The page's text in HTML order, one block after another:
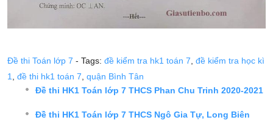
Đề thi Toán lớp 7 - Tags: đề kiểm tra hk1 toán 7 đề kiểm tra học kì
1
đề thi hk1 toán 7 quận Bình Tân
Đề thi HK1 Toán lớp 7 THCS Phan Chu Trinh 2020-2021
Đề thi HK1 Toán lớp 7 THCS Ngô Gia Tự, Long Biên